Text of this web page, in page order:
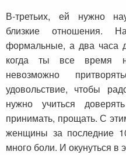
В-третьих, ей нужно
близкие отношения.
формальные, а два часа
когда ты все время
невозможно
удовольствие, чтобы
нужно учиться
принимать, прощать. С
женщины за последние
много боли. И окунуться в